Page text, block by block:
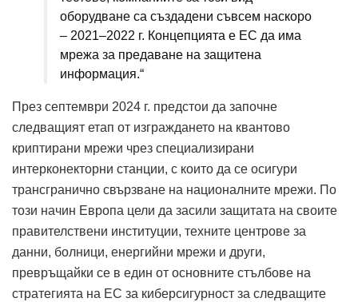
оборудване са създадени съвсем наскоро
– 2021–2022 г. Концепцията е ЕС да има
мрежа за предаване на защитена
информация.“
През септември 2024 г. предстои да започне
следващият етап от изграждането на квантово
криптирани мрежи чрез специализирани
интерконекторни станции, с които да се осигури
трансгранично свързване на националните мрежи. По
този начин Европа цели да засили защитата на своите
правителствени институции, техните центрове за
данни, болници, енергийни мрежи и други,
превръщайки се в един от основните стълбове на
стратегията на ЕС за киберсигурност за следващите